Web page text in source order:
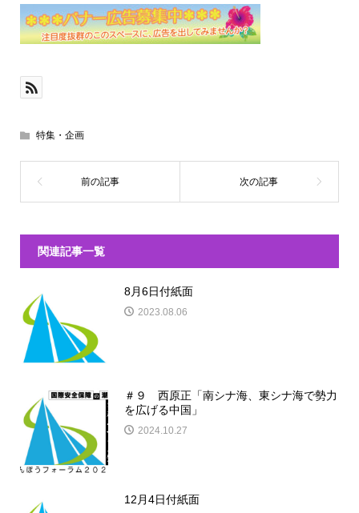
特集・企画
関連記事一覧
8月6日付紙面
2023.08.06
＃９ 西原正「南シナ海、東シナ海で勢力
を広げる中国」
2024.10.27
12月4日付紙面